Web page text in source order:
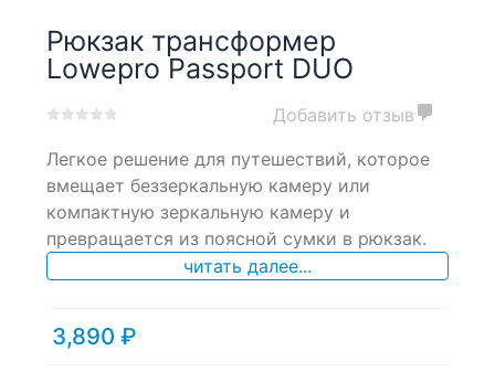
Рюкзак трансформер
Lowepro Passport DUO
out
on
customer
ratings
Добавить отзыв
Легкое решение для путешествий, которое
вмещает беззеркальную камеру или
компактную зеркальную камеру и
превращается из поясной сумки в рюкзак.
читать далее...
3,890 ₽